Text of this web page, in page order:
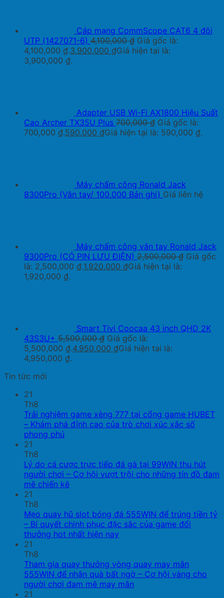
Cáp mạng CommScope CAT6 4 đôi
UTP (1427071-6) 4,100,000₫ Giá gốc là:
4,100,000 ₫.3,900,000 ₫Giá hiện tại là:
3,900,000 ₫.
Adapter USB Wi-Fi AX1800 Hiệu Suất
Cao Archer TX35U Plus 700,000₫ Giá gốc là:
700,000 ₫.590,000 ₫Giá hiện tại là: 590,000 ₫.
Máy chấm công Ronald Jack
8300Pro (Vân tay/ 100.000 Bản ghi) Giá liên hệ
Máy chấm công vân tay Ronald Jack
9300Pro (CÓ PIN LƯU ĐIỆN) 2,500,000₫ Giá gốc
là: 2,500,000 ₫.1,920,000 ₫Giá hiện tại là:
1,920,000 ₫.
Smart Tivi Coocaa 43 inch QHD 2K
43S3U+ 5,500,000₫ Giá gốc là:
5,500,000 ₫.4,950,000 ₫Giá hiện tại là:
4,950,000 ₫.
Tin tức mới
21
Th8
Trải nghiệm game xèng 777 tại cổng game HUBET
– Khám phá đỉnh cao của trò chơi xúc xắc số
phong phú
21
Th8
Lý do cá cược trực tiếp đá gà tại 99WIN thu hút
người chơi – Cơ hội vượt trội cho những tín đồ đam
mê chiến kê
21
Th8
Mẹo quay hũ slot bóng đá 555WIN để trúng tiền tỷ
– Bí quyết chinh phục đặc sắc của game đổi
thưởng hot nhất hiện nay
21
Th8
Tham gia quay thưởng vòng quay may mắn
555WIN để nhận quà bất ngờ – Cơ hội vàng cho
người chơi đam mê may mắn
21